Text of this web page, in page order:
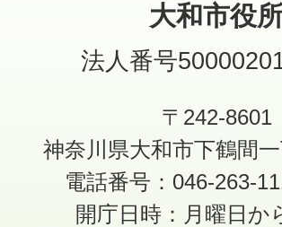
大和市役
法人番号
〒242-8601
神奈川県大和市下鶴間
電話番号：046-263-
開庁日時：月曜日か